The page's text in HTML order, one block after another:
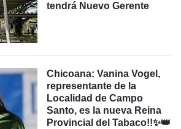
tendrá Nuevo Gerente
Chicoana: Vanina Vogel,
representante de la
Localidad de Campo
Santo, es la nueva Reina
Provincial del Tabaco!!✨️👑